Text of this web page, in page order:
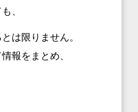
、
は限りません。
報をまとめ、